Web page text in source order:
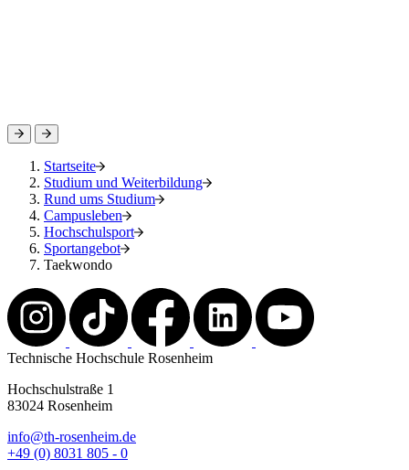
Startseite
Studium und Weiterbildung
Rund ums Studium
Campusleben
Hochschulsport
Sportangebot
Taekwondo
Technische Hochschule Rosenheim
Hochschulstraße 1
83024 Rosenheim
info@th-rosenheim.de
+49 (0) 8031 805 - 0